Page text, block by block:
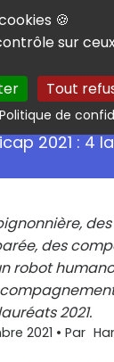
des cookies
🍪
sur
Tout
Politique de
2021 : 4
des
robot
2021.
2021 • Par